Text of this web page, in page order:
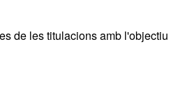
de les titulacions amb l'objectiu